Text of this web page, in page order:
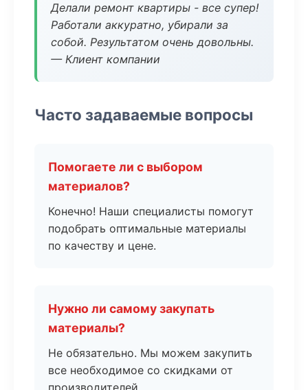
Делали ремонт квартиры - все супер!
Работали аккуратно, убирали за
собой. Результатом очень довольны.
— Клиент компании
Часто задаваемые вопросы
Помогаете ли с выбором
материалов?
Конечно! Наши специалисты помогут
подобрать оптимальные материалы
по качеству и цене.
Нужно ли самому закупать
материалы?
Не обязательно. Мы можем закупить
все необходимое со скидками от
производителей.